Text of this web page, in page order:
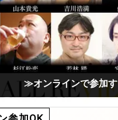
≫オンラインで参加